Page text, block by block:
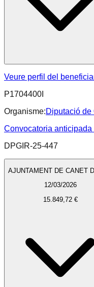
Veure perfil del
P1704400I
Organisme:Diputació de
Convocatoria
DPGIR-25-447
AJUNTAMENT DE CANET
12/03/2026
15.849,72 €